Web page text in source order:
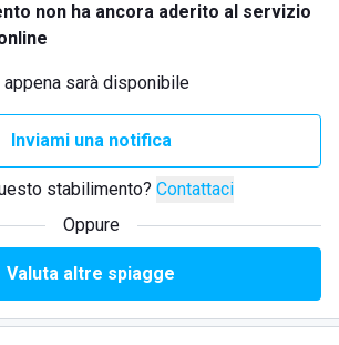
non ha ancora aderito al servizio
sarà disponibile
Inviami una notifica
stabilimento? Contattaci
Oppure
Valuta altre spiagge